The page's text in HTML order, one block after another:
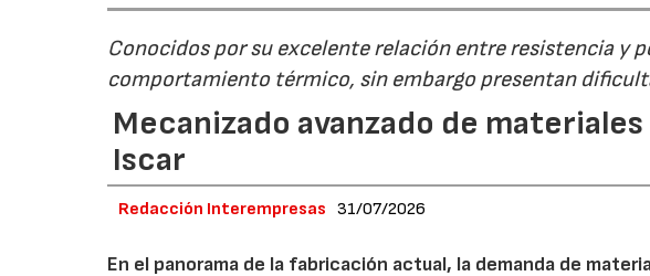
Conocidos por su excelente relación entre resistencia y
comportamiento térmico, sin embargo presentan
Mecanizado avanzado de
Iscar
Redacción Interempresas 31/07/2026
En el panorama de la fabricación actual, la demanda de